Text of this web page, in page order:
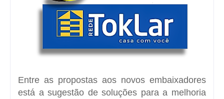
Entre as propostas aos novos embaixadores
está a sugestão de soluções para a melhoria